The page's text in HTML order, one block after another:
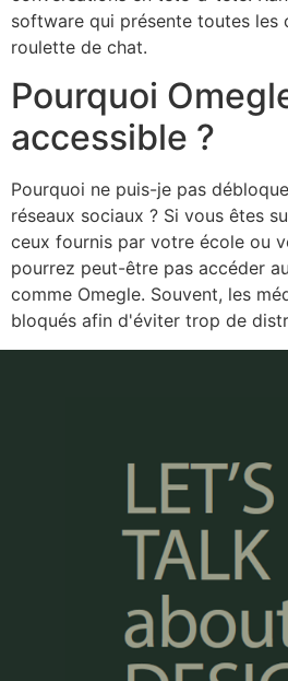
software qui présente toutes les
roulette de chat.
Pourquoi
accessible ?
Pourquoi ne puis-je pas
réseaux sociaux ? Si vous êtes
ceux fournis par votre école ou
pourrez peut-être pas accéder
comme Omegle. Souvent, les
bloqués afin d'éviter trop de